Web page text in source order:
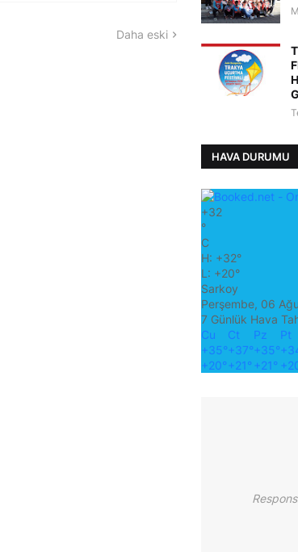
Daha eski
HAVA DURUMU
+32
°
C
H: +32°
L: +20°
Sarkoy
Perşembe, 06
7 Günlük Hava
Cu
Ct Pz Pt
+35°+37°+35°+
+20° +21° +21° +